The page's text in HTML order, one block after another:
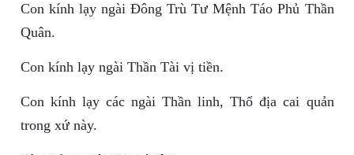
Con kính lạy ngài Đông Trù Tư Mệnh Táo Phủ Thần
Quân.
Con kính lạy ngài Thần Tài vị tiền.
Con kính lạy các ngài Thần linh, Thổ địa cai quản
trong xứ này.